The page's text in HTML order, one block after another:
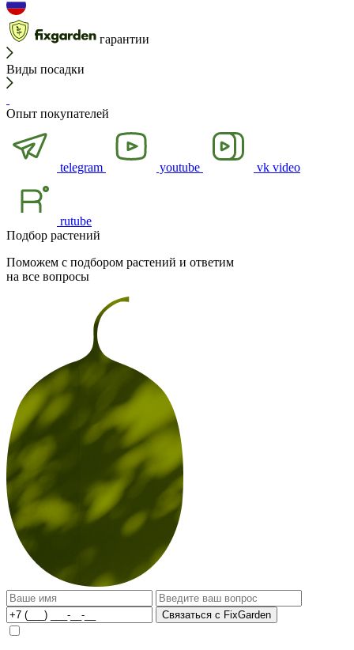
гарантии
Виды посадки
Опыт покупателей
telegram youtube vk video
rutube
Подбор растений
Поможем с подбором растений и ответим
на все вопросы
Связаться с FixGarden